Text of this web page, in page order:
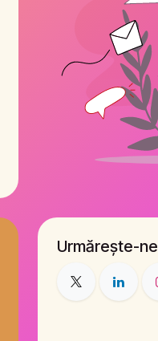
Urmărește-ne